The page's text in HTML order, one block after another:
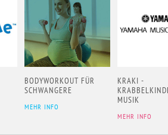
BODYWORKOUT FÜR
SCHWANGERE
MEHR INFO
KRAKI -
MUSIK
MEHR INFO